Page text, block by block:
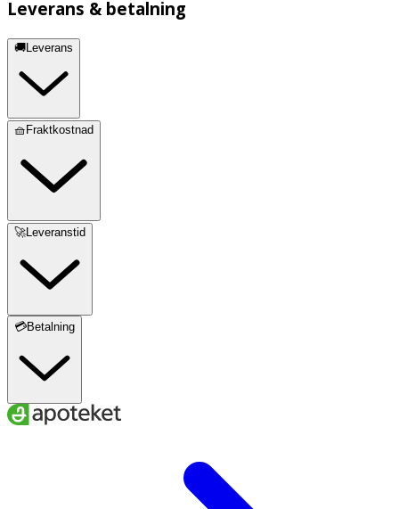
Leverans & betalning
🚚Leverans
🧺Fraktkostnad
🚀Leveranstid
💳Betalning